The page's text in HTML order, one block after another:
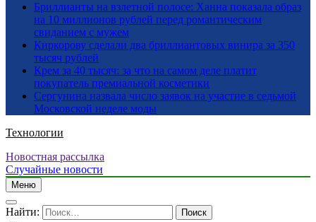
Бриллианты на взлетной полосе: Ханна показала образ
на 10 миллионов рублей перед романтическим
свиданием с мужем
Киркорову сделали два бриллиантовых винира за 350
тысяч рублей
Крем за 40 тысяч: за что на самом деле платит
покупатель премиальной косметики
Сергунина назвала число заявок на участие в седьмой
Московской неделе моды
Технологии
Новостная рассылка
Случайные новости
Меню
Найти: